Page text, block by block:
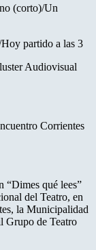
(corto)/Un
partido a las 3
Audiovisual
Corrientes
“Dimes qué lees”
del Teatro, en
la Municipalidad
Grupo de Teatro